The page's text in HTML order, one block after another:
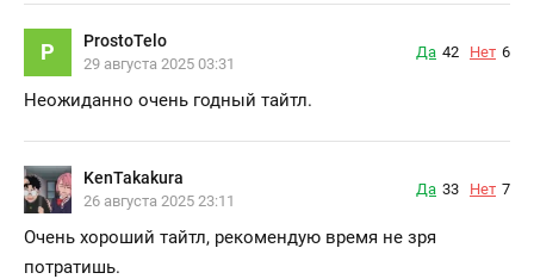
P ProstoTelo
29 августа 2025 03:31
Да 42 Нет 6
Неожиданно очень годный тайтл.
KenTakakura
26 августа 2025 23:11
Да 33 Нет 7
Очень хороший тайтл, рекомендую время не зря
потратишь.